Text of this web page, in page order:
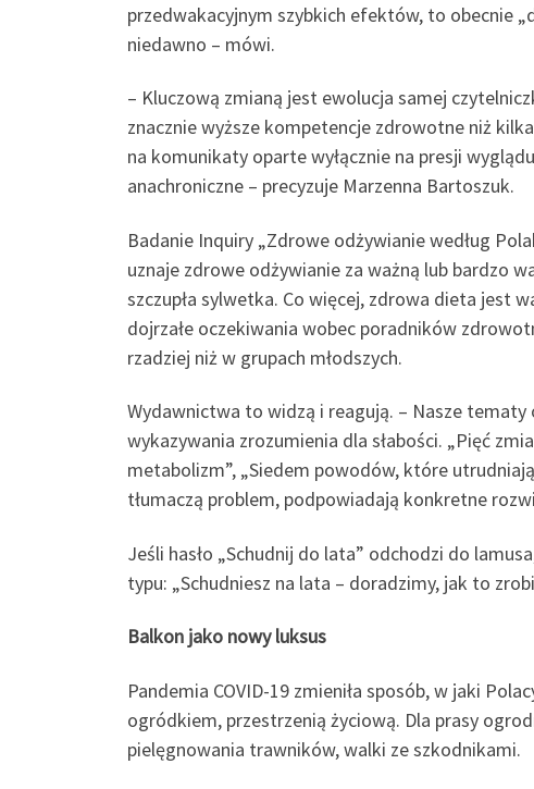
przedwakacyjnym szybkich efektów, to obecnie
niedawno – mówi.
– Kluczową zmianą jest ewolucja samej
znacznie wyższe kompetencje zdrowotne niż
na komunikaty oparte wyłącznie na presji
anachroniczne – precyzuje Marzenna Bartoszuk.
Badanie Inquiry „Zdrowe odżywianie według
uznaje zdrowe odżywianie za ważną lub bardzo
szczupła sylwetka. Co więcej, zdrowa dieta jest
dojrzałe oczekiwania wobec poradników
rzadziej niż w grupach młodszych.
Wydawnictwa to widzą i reagują. – Nasze
wykazywania zrozumienia dla słabości. „Pięć
metabolizm”, „Siedem powodów, które
tłumaczą problem, podpowiadają konkretne
Jeśli hasło „Schudnij do lata” odchodzi do
typu: „Schudniesz na lata – doradzimy, jak to
Balkon jako nowy luksus
Pandemia COVID-19 zmieniła sposób, w jaki
ogródkiem, przestrzenią życiową. Dla prasy
pielęgnowania trawników, walki ze szkodnikami.